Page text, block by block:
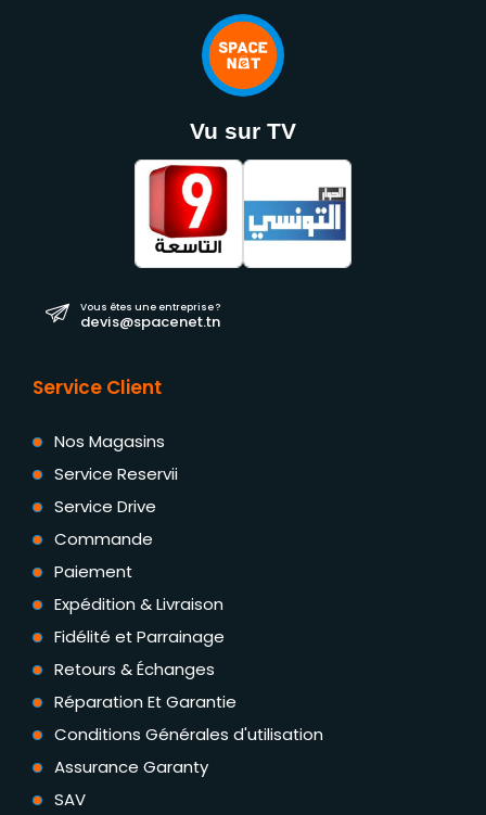
Vu sur TV
Vous êtes une entreprise ?
devis@spacenet.tn
Service Client
Nos Magasins
Service Reservii
Service Drive
Commande
Paiement
Expédition & Livraison
Fidélité et Parrainage
Retours & Échanges
Réparation Et Garantie
Conditions Générales d'utilisation
Assurance Garanty
SAV